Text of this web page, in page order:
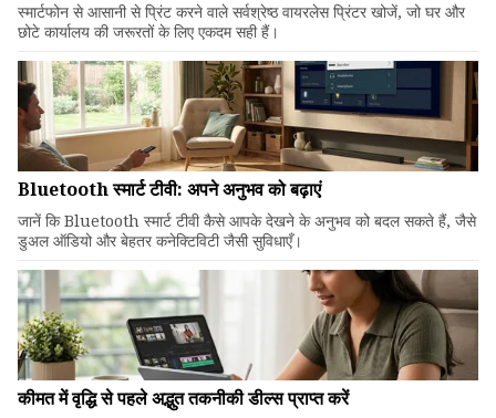
स्मार्टफोन से आसानी से प्रिंट करने वाले सर्वश्रेष्ठ वायरलेस प्रिंटर खोजें, जो घर और
छोटे कार्यालय की जरूरतों के लिए एकदम सही हैं।
Bluetooth स्मार्ट टीवी: अपने अनुभव को बढ़ाएं
जानें कि Bluetooth स्मार्ट टीवी कैसे आपके देखने के अनुभव को बदल सकते हैं, जैसे
डुअल ऑडियो और बेहतर कनेक्टिविटी जैसी सुविधाएँ।
कीमत में वृद्धि से पहले अद्भुत तकनीकी डील्स प्राप्त करें